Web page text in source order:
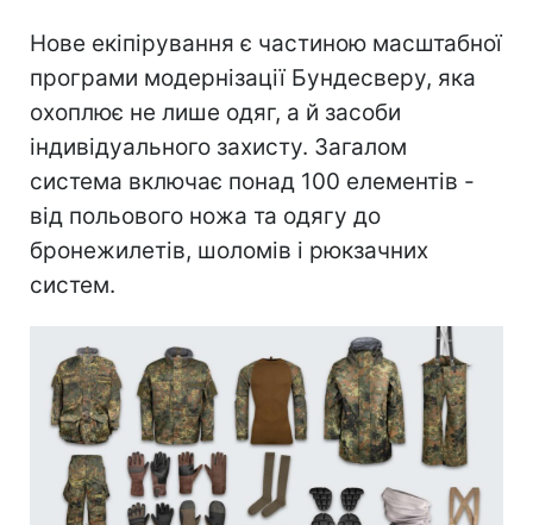
Нове екіпірування є частиною масштабної
програми модернізації Бундесверу, яка
охоплює не лише одяг, а й засоби
індивідуального захисту. Загалом
система включає понад 100 елементів -
від польового ножа та одягу до
бронежилетів, шоломів і рюкзачних
систем.